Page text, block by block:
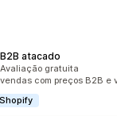
atacado
ao todo
Avaliação gratuita
com preços B2B e